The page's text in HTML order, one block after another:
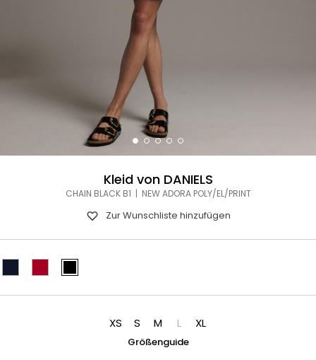
Kleid von DANIELS
CHAIN BLACK B1 | NEW ADORA POLY/EL/PRINT
Zur Wunschliste hinzufügen
XS S M L XL
Größenguide